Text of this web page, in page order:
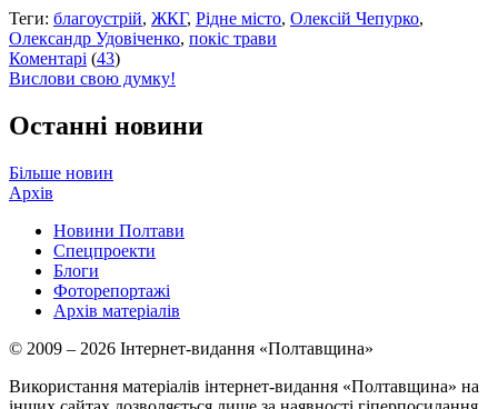
Теги: благоустрій, ЖКГ, Рідне місто, Олексій Чепурко,
Олександр Удовіченко, покіс трави
Коментарі (43)
Вислови свою думку!
Останні новини
Більше новин
Архів
Новини Полтави
Спецпроекти
Блоги
Фоторепортажі
Архів матеріалів
© 2009 – 2026 Інтернет-видання «Полтавщина»
Використання матеріалів інтернет-видання «Полтавщина» на